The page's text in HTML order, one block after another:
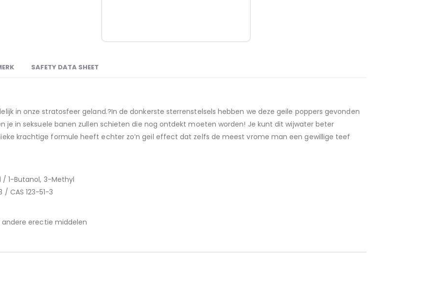
SAFETY DATA SHEET
in onze stratosfeer geland.?In de donkerste sterrenstelsels hebben we deze geile poppers gevonden
je in seksuele banen zullen schieten die nog ontdekt moeten worden! Je kunt dit wijwater beter
krachtige formule heeft echter zo’n geil effect dat zelfs de meest vrome man een gewillige teef
1-Butanol, 3-Methyl
CAS 123-51-3
andere erectie middelen